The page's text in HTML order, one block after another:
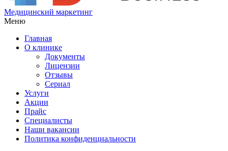
Медицинский маркетинг
Меню
Главная
О клинике
Документы
Лицензии
Отзывы
Сериал
Услуги
Акции
Прайс
Специалисты
Наши вакансии
Политика конфиденциальности